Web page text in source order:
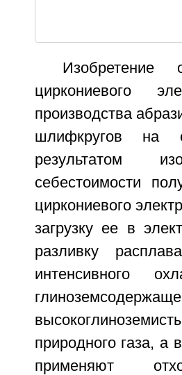
Изобретение
циркониевого
производства
шлифкругов на
результатом
себестоимости
циркониевого
загрузку ее в
разливку
интенсивного
природного газа, а
применяют